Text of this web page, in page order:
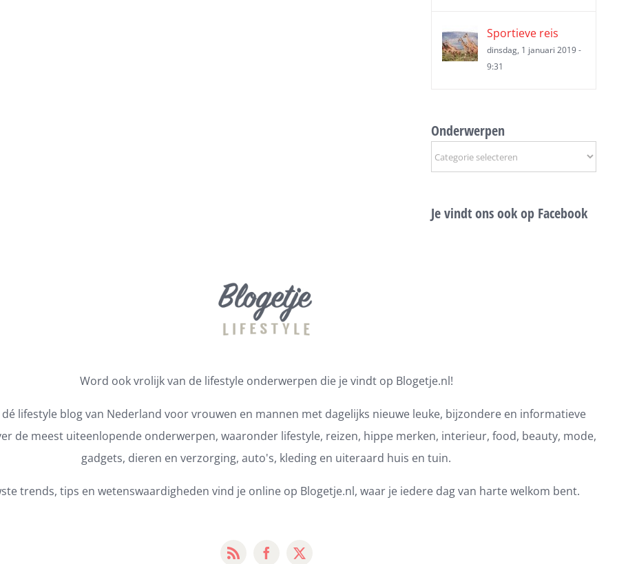
Sportieve reis
dinsdag, 1 januari 2019 -
9:31
Onderwerpen
Onderwerpen
Je vindt ons ook op Facebook
Word ook vrolijk van de lifestyle onderwerpen die je vindt op Blogetje.nl!
lifestyle blog van Nederland voor vrouwen en mannen met dagelijks nieuwe leuke, bijzondere en informatieve
de meest uiteenlopende onderwerpen, waaronder lifestyle, reizen, hippe merken, interieur, food, beauty, mode,
gadgets, dieren en verzorging, auto's, kleding en uiteraard huis en tuin.
trends, tips en wetenswaardigheden vind je online op Blogetje.nl, waar je iedere dag van harte welkom bent.